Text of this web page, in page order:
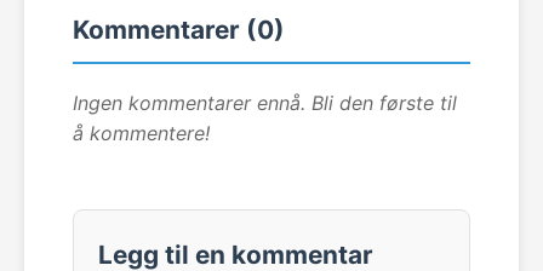
Kommentarer (0)
Ingen kommentarer ennå. Bli den første til
å kommentere!
Legg til en kommentar